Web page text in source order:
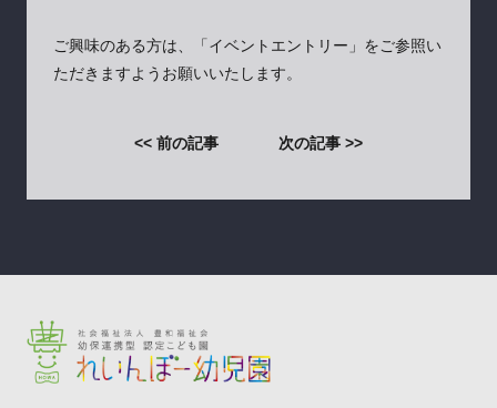
ご興味のある方は、「イベントエントリー」をご参照い
ただきますようお願いいたします。
<< 前の記事 次の記事 >>